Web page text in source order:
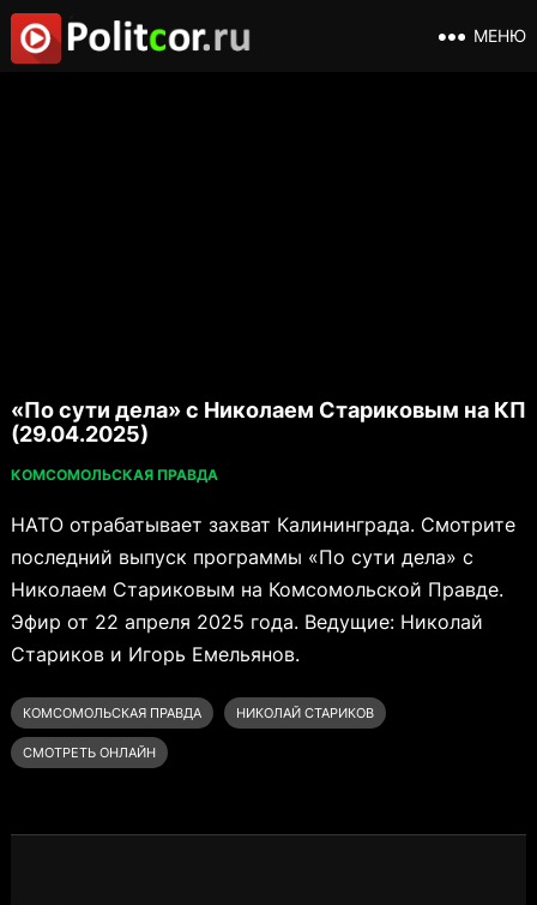
МЕНЮ
«По сути дела» с Николаем Стариковым на КП
(29.04.2025)
КОМСОМОЛЬСКАЯ ПРАВДА
НАТО отрабатывает захват Калининграда. Смотрите
последний выпуск программы «По сути дела» с
Николаем Стариковым на Комсомольской Правде.
Эфир от 22 апреля 2025 года. Ведущие: Николай
Стариков и Игорь Емельянов.
КОМСОМОЛЬСКАЯ ПРАВДА НИКОЛАЙ СТАРИКОВ
СМОТРЕТЬ ОНЛАЙН